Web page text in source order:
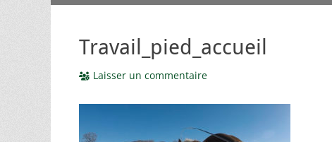
Travail_pied_accueil
Laisser un commentaire